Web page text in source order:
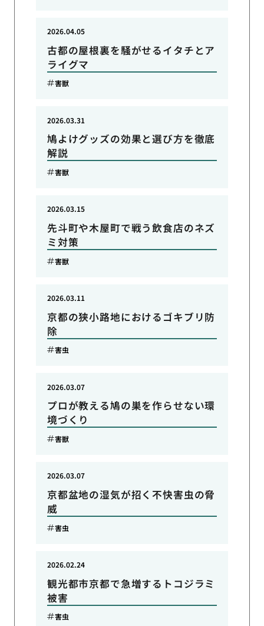
古都の屋根裏を騒がせるイタチとア
ライグマ
2026.04.05
害獣
鳩よけグッズの効果と選び方を徹底
解説
2026.03.31
害獣
先斗町や木屋町で戦う飲食店のネズ
ミ対策
2026.03.15
害獣
京都の狭小路地におけるゴキブリ防
除
2026.03.11
害虫
プロが教える鳩の巣を作らせない環
境づくり
2026.03.07
害獣
京都盆地の湿気が招く不快害虫の脅
威
2026.03.07
害虫
観光都市京都で急増するトコジラミ
被害
2026.02.24
害虫